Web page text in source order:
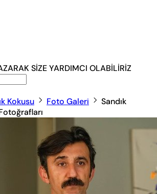
SİZE YARDIMCI OLABİLİRİZ
Kokusu Foto Galeri
Sandık